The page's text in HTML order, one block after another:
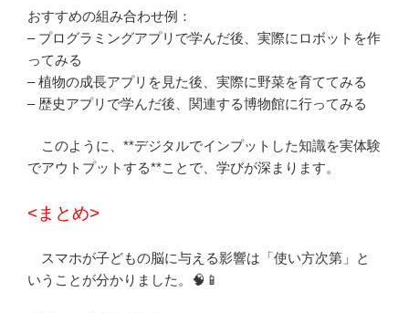
おすすめの組み合わせ例：
– プログラミングアプリで学んだ後、実際にロボットを作
ってみる
– 植物の成長アプリを見た後、実際に野菜を育ててみる
– 歴史アプリで学んだ後、関連する博物館に行ってみる
このように、**デジタルでインプットした知識を実体験
でアウトプットする**ことで、学びが深まります。
<まとめ>
スマホが子どもの脳に与える影響は「使い方次第」と
いうことが分かりました。🧠📱